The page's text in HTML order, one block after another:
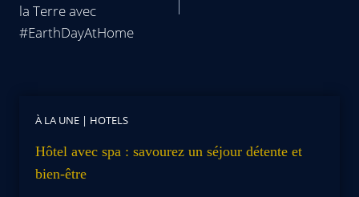
la Terre avec
#EarthDayAtHome
À LA UNE | HOTELS
Hôtel avec spa : savourez un séjour détente et
bien-être